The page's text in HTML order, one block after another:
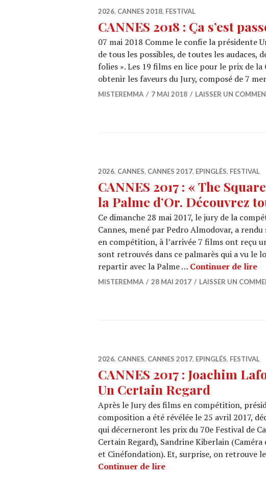
2026, CANNES 2018, FESTIVAL
CANNES 2018 : Ça s’est
07 mai 2018 Comme le confie la présidente
de tous les possibles, de toutes les audaces,
folies ». Les 19 films en lice pour le prix de
obtenir les faveurs du Jury, composé de 7
MISTEREMMA 7 MAI 2018 LAISSER UN
2026, CANNES, CANNES 2017, EPINGLÉS, FESTIVAL
CANNES 2017 : « The
la Palme d’Or. Découvrez
Ce dimanche 28 mai 2017, le jury de la
Cannes, mené par Pedro Almodovar, a
en compétition, à l’arrivée 7 films ont reçu
sont retrouvés dans ce palmarès qui a vu le
repartir avec la Palme … Continuer de lire
MISTEREMMA 28 MAI 2017 LAISSER UN
2026, CANNES, CANNES 2017, EPINGLÉS, FESTIVAL
CANNES 2017 : Joachim
Un Certain Regard
Après le Jury des films en compétition,
composition a été révélée le 25 avril 2017,
qui décerneront les prix du 70e Festival de
Certain Regard), Sandrine Kiberlain
et Cinéfondation). Et, surprise, on retrouve
Continuer de lireCANNES 2017 : Joachim